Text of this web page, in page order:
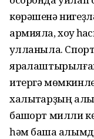
көрәшенә
армияла, хоҡуҡ
ҡулланыла.
итергә
халыҡтарҙың
башҡорт милли
һәм башҡа